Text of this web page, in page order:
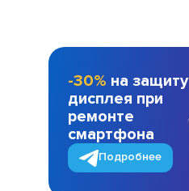
-30% на защиту
дисплея при
ремонте
смартфона
Подробнее